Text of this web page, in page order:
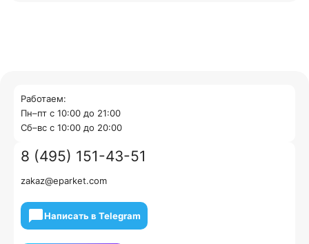
Работаем:
Пн–пт с 10:00 до 21:00
Cб–вс с 10:00 до 20:00
8 (495) 151-43-51
zakaz@eparket.com
Написать в Telegram